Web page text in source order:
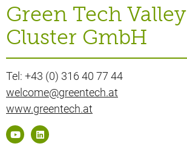
Green Tech Valley
Cluster GmbH
Tel: +43 (0) 316 40 77 44
welcome@greentech.at
www.greentech.at